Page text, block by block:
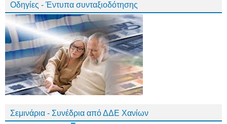
Οδηγίες - Έντυπα συνταξιοδότησης
Σεμινάρια - Συνέδρια από ΔΔΕ Χανίων